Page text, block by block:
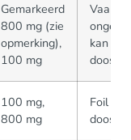
Gemarkeerd
800 mg (zie
opmerking),
100 mg
Vaak
kan los
doos
100 mg,
800 mg
Foil
doos